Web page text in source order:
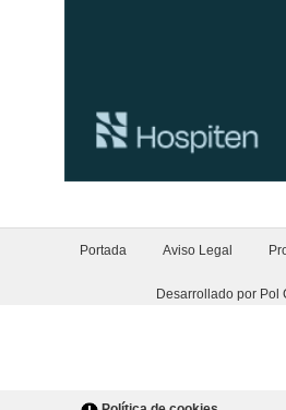
Portada Aviso Legal
Desarrollado por Pol